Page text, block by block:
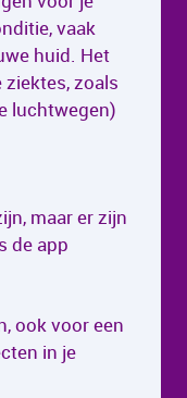
vaak
huid. Het
zoals
luchtwegen)
maar er zijn
de app
ook voor een
in je